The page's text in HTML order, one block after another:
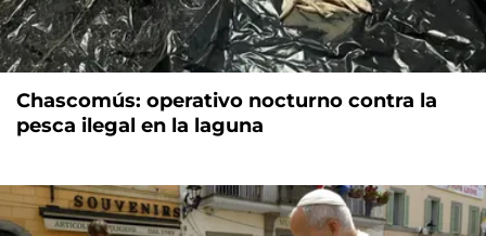
Chascomús: operativo nocturno contra la
pesca ilegal en la laguna